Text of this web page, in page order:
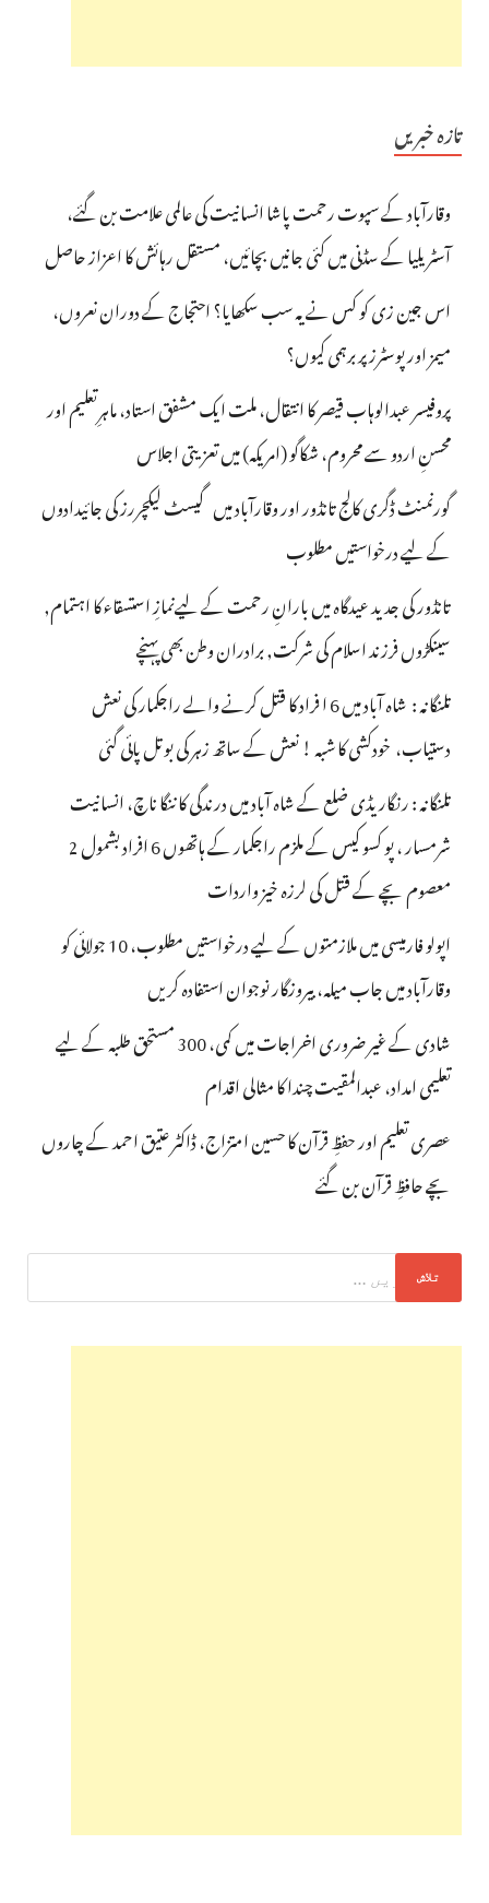
تازہ خبریں
وقارآباد کے سپوت رحمت پاشا انسانیت کی عالمی علامت بن گئے،
آسٹریلیا کے سڈنی میں کئی جانیں بچائیں، مستقل رہائش کا اعزاز حاصل
اس جین زی کو کس نے یہ سب سکھایا؟ احتجاج کے دوران نعروں،
میمز اور پوسٹرز پر برہمی کیوں؟
پروفیسر عبدالوہاب قیصر کا انتقال، ملت ایک مشفق استاد، ماہرِتعلیم اور
محسنِ اردو سے محروم، شکاگو (امریکہ) میں تعزیتی اجلاس
گورنمنٹ ڈگری کالج تانڈور اور وقارآباد میں گیسٹ لیکچررز کی جائیدادوں
کے لیے درخواستیں مطلوب
تانڈور کی جدید عیدگاہ میں بارانِ رحمت کے لیےنمازِ استسقاء کا اہتمام,
سینکڑوں فرزند اسلام کی شرکت, برادران وطن بھی پہنچے
تلنگانہ : شاہ آباد میں 6 ا فراد کا قتل کرنے والے راجکمار کی نعش
دستیاب، خودکشی کا شبہ ! نعش کے ساتھ زہر کی بوتل پائی گئی
تلنگانہ : رنگاریڈی ضلع کے شاہ آباد میں درندگی کا ننگا ناچ، انسانیت
شرمسار ، پو کسو کیس کے ملزم راجکمار کے ہاتھوں 6 افراد بشمول 2
معصوم بچے کے قتل کی لرزہ خیز واردات
اپولو فارمیسی میں ملازمتوں کے لیے درخواستیں مطلوب، 10 جولائی کو
وقارآباد میں جاب میلہ، بیروزگار نوجوان استفادہ کریں
شادی کے غیر ضروری اخراجات میں کمی، 300 مستحق طلبہ کے لیے
تعلیمی امداد، عبدالمقیت چندا کا مثالی اقدام
عصری تعلیم اور حفظِ قرآن کا حسین امتزاج، ڈاکٹر عتیق احمد کے چاروں
بچے حافظِ قرآن بن گئے